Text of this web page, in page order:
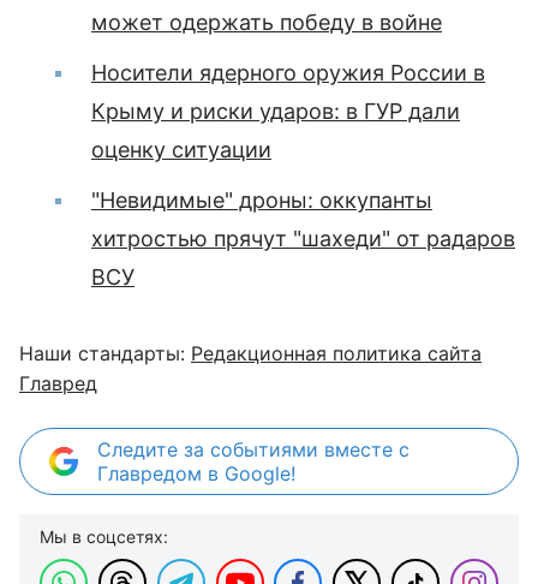
может одержать победу в войне
Носители ядерного оружия России в
Крыму и риски ударов: в ГУР дали
оценку ситуации
"Невидимые" дроны: оккупанты
хитростью прячут "шахеди" от радаров
ВСУ
Наши стандарты: Редакционная политика сайта
Главред
Следите за событиями вместе с
Главредом в Google!
Мы в соцсетях: